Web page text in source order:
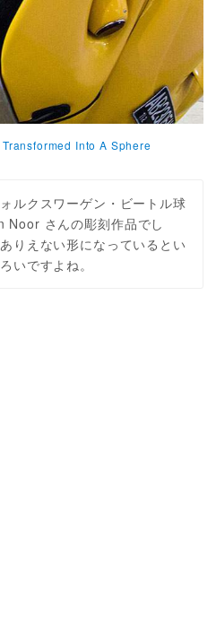
Into A Sphere
ルクスワーゲン・ビートル球
Noor さんの彫刻作品でし
りえない形になっているとい
いですよね。